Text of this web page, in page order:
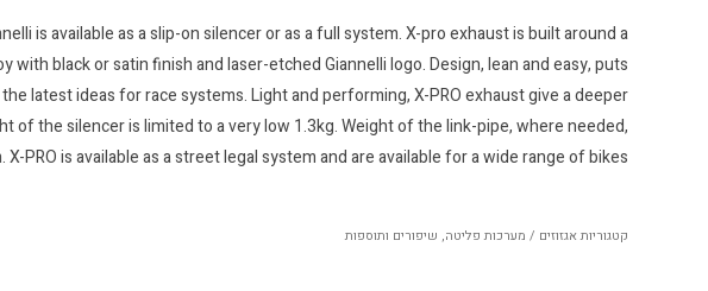
is available as a slip-on silencer or as a full system. X-pro exhaust is built around a
with black or satin finish and laser-etched Giannelli logo. Design, lean and easy, puts
latest ideas for race systems. Light and performing, X-PRO exhaust give a deeper
of the silencer is limited to a very low 1.3kg. Weight of the link-pipe, where needed,
PRO is available as a street legal system and are available for a wide range of bikes.
קטגוריותאגזוזים / מערכות פליטה, שיפורים ותוספות